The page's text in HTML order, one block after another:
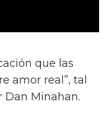
que las
amor real”, tal
Dan Minahan.